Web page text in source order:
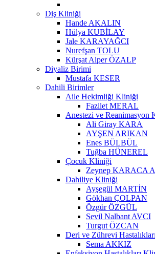
Diş Kliniği
Hande AKALIN
Hülya KUBİLAY
Jale KARAYAĞCI
Nurefşan TOLU
Kürşat Alper ÖZALP
Diyaliz Birimi
Mustafa KESER
Dahili Birimler
Aile Hekimliği Kliniği
Fazilet MERAL
Anestezi ve Reanimasyon
Ali Giray KARA
AYŞEN ARIKAN
Enes BÜLBÜL
Tuğba HÜNEREL
Çocuk Kliniği
Zeynep KARACA
Dahiliye Kliniği
Ayşegül MARTİN
Gökhan ÇOLPAN
Özgür ÖZGÜL
Sevil Nalbant AVCI
Turgut ÖZCAN
Deri ve Zührevi Hastalıkları
Sema AKKIZ